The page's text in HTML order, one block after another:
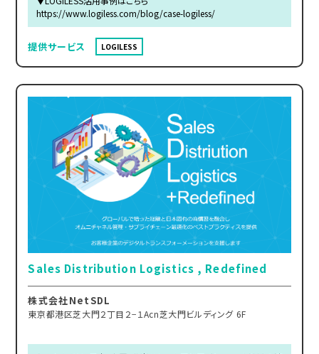
https://www.logiless.com/blog/case-logiless/
提供サービス LOGILESS
Sales Distribution Logistics , Redefined
株式会社NetSDL
東京都港区芝大門２丁目２−１Acn芝大門ビルディング 6F